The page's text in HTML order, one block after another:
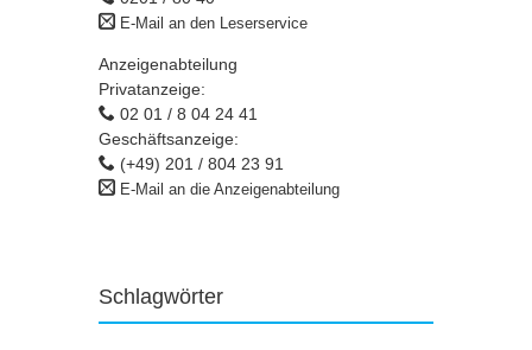
E-Mail an den Leserservice
Anzeigenabteilung
Privatanzeige:
02 01 / 8 04 24 41
Geschäftsanzeige:
(+49) 201 / 804 23 91
E-Mail an die Anzeigenabteilung
Schlagwörter